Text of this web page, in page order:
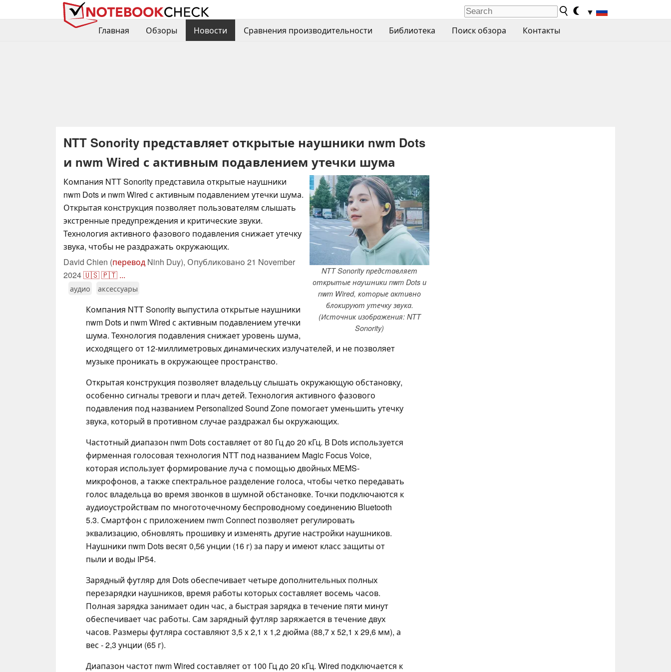
▼
Главная
Обзоры Новости Сравнения производительности Библиотека Поиск обзора Контакты
NTT Sonority представляет открытые наушники nwm Dots
и nwm Wired с активным подавлением утечки шума
NTT Sonority представляет
открытые наушники nwm Dots и
nwm Wired, которые активно
блокируют утечку звука.
(Источник изображения: NTT
Sonority)
Компания NTT Sonority представила открытые наушники
nwm Dots и nwm Wired с активным подавлением утечки шума.
Открытая конструкция позволяет пользователям слышать
экстренные предупреждения и критические звуки.
Технология активного фазового подавления снижает утечку
звука, чтобы не раздражать окружающих.
David Chien (перевод Ninh Duy), Опубликовано 21 November
2024🇺🇸🇵🇹 ...
аудио аксессуары
Компания NTT Sonority выпустила открытые наушники
nwm Dots и nwm Wired с активным подавлением утечки
шума. Технология подавления снижает уровень шума,
исходящего от 12-миллиметровых динамических излучателей, и не позволяет
музыке проникать в окружающее пространство.
Открытая конструкция позволяет владельцу слышать окружающую обстановку,
особенно сигналы тревоги и плач детей. Технология активного фазового
подавления под названием Personalized Sound Zone помогает уменьшить утечку
звука, который в противном случае раздражал бы окружающих.
Частотный диапазон nwm Dots составляет от 80 Гц до 20 кГц. В Dots используется
фирменная голосовая технология NTT под названием Magic Focus Voice,
которая использует формирование луча с помощью двойных MEMS-
микрофонов, а также спектральное разделение голоса, чтобы четко передавать
голос владельца во время звонков в шумной обстановке. Точки подключаются к
аудиоустройствам по многоточечному беспроводному соединению Bluetooth
5.3. Смартфон с приложением nwm Connect позволяет регулировать
эквализацию, обновлять прошивку и изменять другие настройки наушников.
Наушники nwm Dots весят 0,56 унции (16 г) за пару и имеют класс защиты от
пыли и воды IP54.
Зарядный футляр для Dots обеспечивает четыре дополнительных полных
перезарядки наушников, время работы которых составляет восемь часов.
Полная зарядка занимает один час, а быстрая зарядка в течение пяти минут
обеспечивает час работы. Сам зарядный футляр заряжается в течение двух
часов. Размеры футляра составляют 3,5 x 2,1 x 1,2 дюйма (88,7 x 52,1 x 29,6 мм), а
вес - 2,3 унции (65 г).
Диапазон частот nwm Wired составляет от 100 Гц до 20 кГц. Wired подключается к